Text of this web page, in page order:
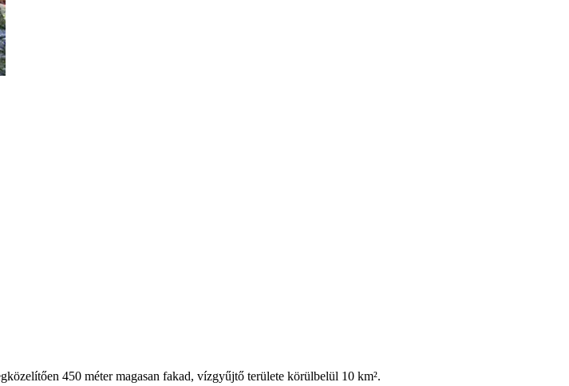
450 méter magasan fakad, vízgyűjtő területe körülbelül 10 km².